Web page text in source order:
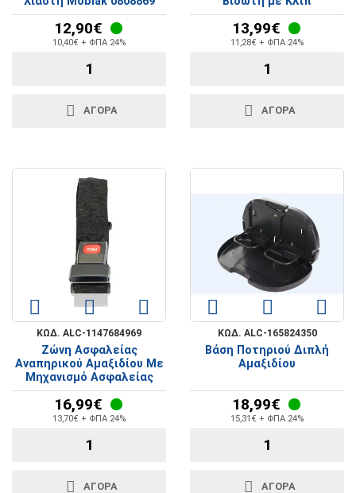
12,90€
10,40€ + ΦΠΑ 24%
ΑΓΟΡΑ
13,99€
11,28€ + ΦΠΑ 24%
ΑΓΟΡΑ
ΚΩΔ. ALC-1147684969
Ζώνη Ασφαλείας
Αναπηρικού Αμαξιδίου Με
Μηχανισμό Ασφαλείας
16,99€
13,70€ + ΦΠΑ 24%
ΑΓΟΡΑ
ΚΩΔ. ALC-165824350
Βάση Ποτηριού Διπλή
Αμαξιδίου
18,99€
15,31€ + ΦΠΑ 24%
ΑΓΟΡΑ